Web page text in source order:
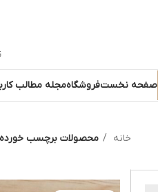
صفحه نخستفروشگاهمجله مطالب
خانه محصولات برچسب خورده “کمتر از 6 عدد